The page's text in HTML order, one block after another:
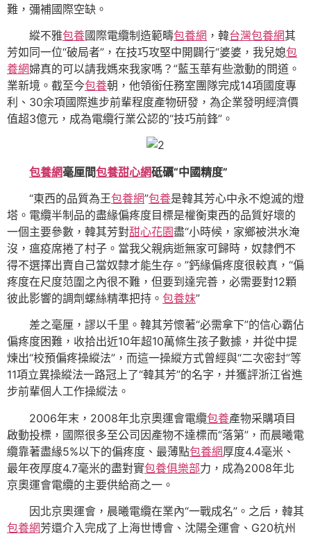
難，彌補國際空缺。
縱不雅包養國際電纜制造範疇包養網 ，韓台灣包養網其
芳如同一位“破局者”，在技巧攻堅中開闢行“婆婆，我兒媳包
養網婦真的可以請我媽來我家嗎？”藍玉華有些激動的問道。
業新境。截至今包養朝，他領銜任務室團隊完成14項國度專
利、30余項國際進步前輩程度產物研發，為企業發明經濟價
值超3億元，成為電纜行業公認的“技巧前鋒”。
包養網毫厘間包養甜心網砥礪“中國精度”
“東西的品質為王包養網”包養是韓其芳心中永不熄滅的燈
塔。電纜半制品的盡緣偏疼度目標是權衡東西的品質好壞的
一個主要參數，韓其芳對甜心花園盡“小時候，家鄉被洪水淹
沒，瘟疫席捲了村子。當我父親病逝無家可歸時，奴隸們不
得不選擇出賣自己當奴隸才能生存。”鈣緣偏疼度很較真，“偏
疼度在尺度范圍之內很不難，但要到達完善，必需要對12顆
彼此影響的調劑螺絲精準把持。 包養妹”
差之毫厘，謬以千里。韓其芳懷著“必需拿下”的信心霸佔
偏疼度困難，收拾出近10年超10萬條生孩子數據，并從中提
煉出“校預偏疼操縱法”，而這一操縱方式曾經與“二次密封”等
11項立異操縱法一路冠上了“韓其芳”的名字，并獲評浙江省進
步前輩個人工作操縱法。
2006年末，2008年北京奧運會電纜包養產物采購項目
啟動投標，國際很多至公司因產物不達標而“落第”，而晨曦電
纜靠著盡緣5%以下的偏疼度、最薄點包養網厚度4.4毫米、
最年夜厚度4.7毫米的盡對實包養俱樂部力，成為2008年北
京奧運會電纜的主要供給商之一。
因北京奧運會，晨曦電纜在業內“一戰成名”。之后，韓其
包養網芳還介入完成了上海世博會、沈陽全運會、G20杭州